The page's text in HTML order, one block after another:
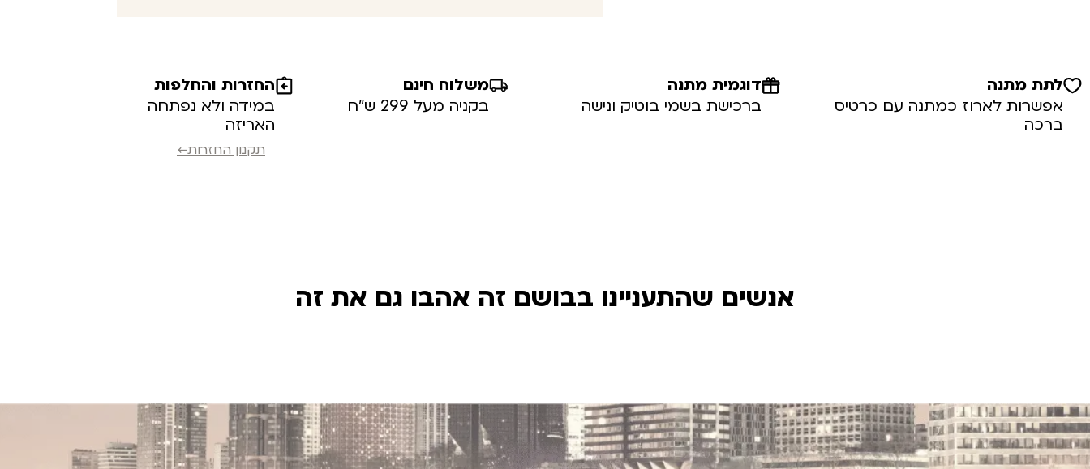
לתת מתנה
אפשרות לארוז כמתנה עם כרטיס
ברכה
דוגמית מתנה
ברכישת בשמי בוטיק ונישה
משלוח חינם
בקניה מעל 299 ש”ח
החזרות והחלפות
במידה ולא נפתחה
האריזה
תקנון החזרות←
אנשים שהתעניינו בבושם זה אהבו גם את זה